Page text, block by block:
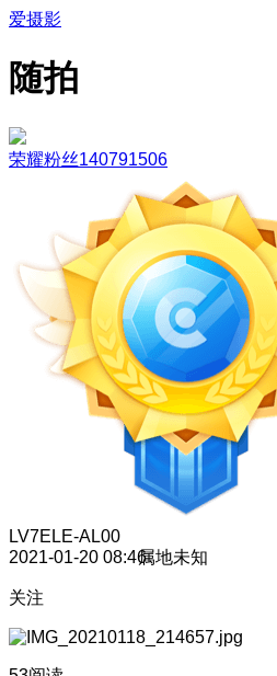
爱摄影
随拍
荣耀粉丝140791506
LV7ELE-AL00
2021-01-20 08:46属地未知
关注